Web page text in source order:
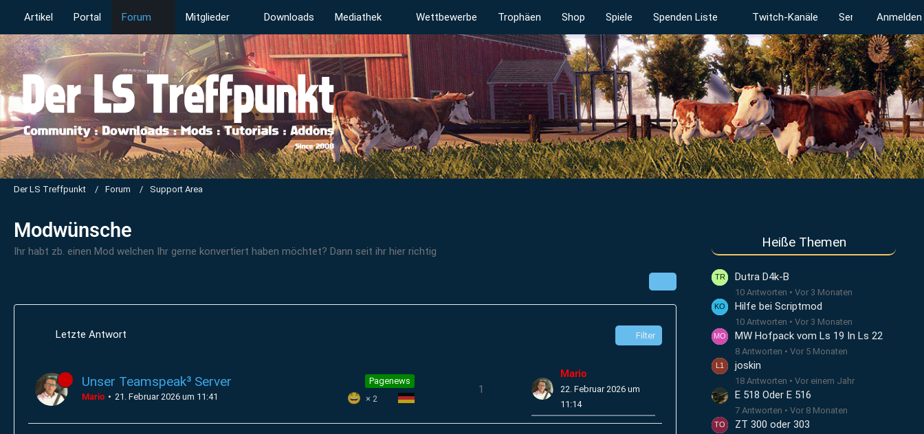
Artikel Portal Forum Mitglieder Downloads Mediathek Wettbewerbe Trophäen Shop Spiele Spenden Liste Twitch-Kanäle ServerstatusAnmelden
Der LS Treffpunkt Forum Support Area
Modwünsche
Ihr habt zb. einen Mod welchen Ihr gerne konvertiert haben möchtet? Dann seit ihr hier richtig
Letzte Antwort Filter
Pagenews
Unser Teamspeak³ Server
2
Mario 21. Februar 2026 um 11:41
1
Mario
22. Februar 2026 um
11:14
Heiße Themen
Dutra D4k-B
10 Antworten Vor 3 Monaten
Hilfe bei Scriptmod
10 Antworten Vor 3 Monaten
MW Hofpack vom Ls 19 In Ls 22
8 Antworten Vor 5 Monaten
joskin
18 Antworten Vor einem Jahr
E 518 Oder E 516
7 Antworten Vor 8 Monaten
ZT 300 oder 303